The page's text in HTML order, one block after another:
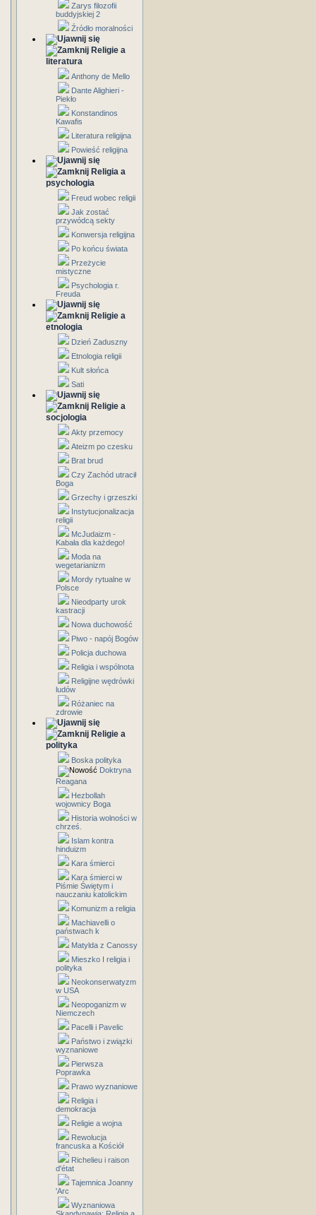
Zarys filozofii
buddyjskiej 2
Źródło moralności
Religie a
literatura
Anthony de Mello
Dante Alighieri -
Piekło
Konstandinos
Kawafis
Literatura religijna
Powieść religijna
Religia a
psychologia
Freud wobec religii
Jak zostać
przywódcą sekty
Konwersja religijna
Po końcu świata
Przeżycie
mistyczne
Psychologia r.
Freuda
Religie a
etnologia
Dzień Zaduszny
Etnologia religii
Kult słońca
Sati
Religie a
socjologia
Akty przemocy
Ateizm po czesku
Brat brud
Czy Zachód utracił
Boga
Grzechy i grzeszki
Instytucjonalizacja
religii
McJudaizm -
Kabała dla każdego!
Moda na
wegetarianizm
Mordy rytualne w
Polsce
Nieodparty urok
kastracji
Nowa duchowość
Piwo - napój Bogów
Policja duchowa
Religia i wspólnota
Religijne wędrówki
ludów
Różaniec na
zdrowie
Religie a
polityka
Boska polityka
Doktryna
Reagana
Hezbollah
wojownicy Boga
Historia wolności w
chrześ.
Islam kontra
hinduizm
Kara śmierci
Kara śmierci w
Piśmie Świętym i
nauczaniu katolickim
Komunizm a religia
Machiavelli o
państwach k
Matylda z Canossy
Mieszko I religia i
polityka
Neokonserwatyzm
w USA
Neopoganizm w
Niemczech
Pacelli i Pavelic
Państwo i związki
wyznaniowe
Pierwsza
Poprawka
Prawo wyznaniowe
Religia i
demokracja
Religie a wojna
Rewolucja
francuska a Kościół
Richelieu i raison
d'état
Tajemnica Joanny
'Arc
Wyznaniowa